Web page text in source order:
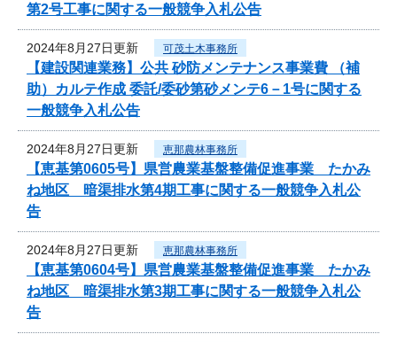
第2号工事に関する一般競争入札公告
2024年8月27日更新 可茂土木事務所
【建設関連業務】公共 砂防メンテナンス事業費 （補
助）カルテ作成 委託/委砂第砂メンテ6－1号に関する
一般競争入札公告
2024年8月27日更新 恵那農林事務所
【恵基第0605号】県営農業基盤整備促進事業 たかみ
ね地区 暗渠排水第4期工事に関する一般競争入札公
告
2024年8月27日更新 恵那農林事務所
【恵基第0604号】県営農業基盤整備促進事業 たかみ
ね地区 暗渠排水第3期工事に関する一般競争入札公
告